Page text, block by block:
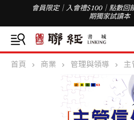
會員限定｜入會禮$100｜點數回
期獨家試讀本
首頁 商業 管理與領導 主